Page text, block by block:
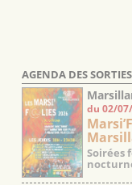
AGENDA DES SORTIES
du 02/
Soirées